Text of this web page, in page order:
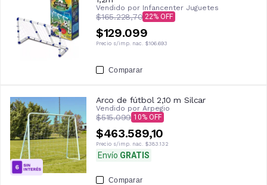
Vendido por Infancenter Juguetes
$165.228,70 22
$129.099
Precio s/imp. nac. $106.693
Comparar
Arco de fútbol 2,10 m Silcar
Vendido por Arpegio
$515.099 10
$463.589,10
Precio s/imp. nac. $383.132
Envío GRATIS
Comparar